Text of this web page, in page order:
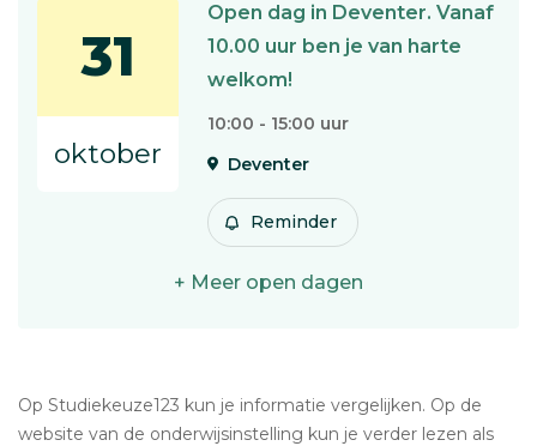
31
oktober
Open dag in Deventer. Vanaf
10.00 uur ben je van harte
welkom!
10:00 - 15:00 uur
Deventer
Reminder
+ Meer open dagen
Op Studiekeuze123 kun je informatie vergelijken. Op de
website van de onderwijsinstelling kun je verder lezen als